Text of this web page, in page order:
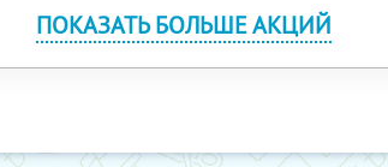
ПОКАЗАТЬ БОЛЬШЕ АКЦИЙ